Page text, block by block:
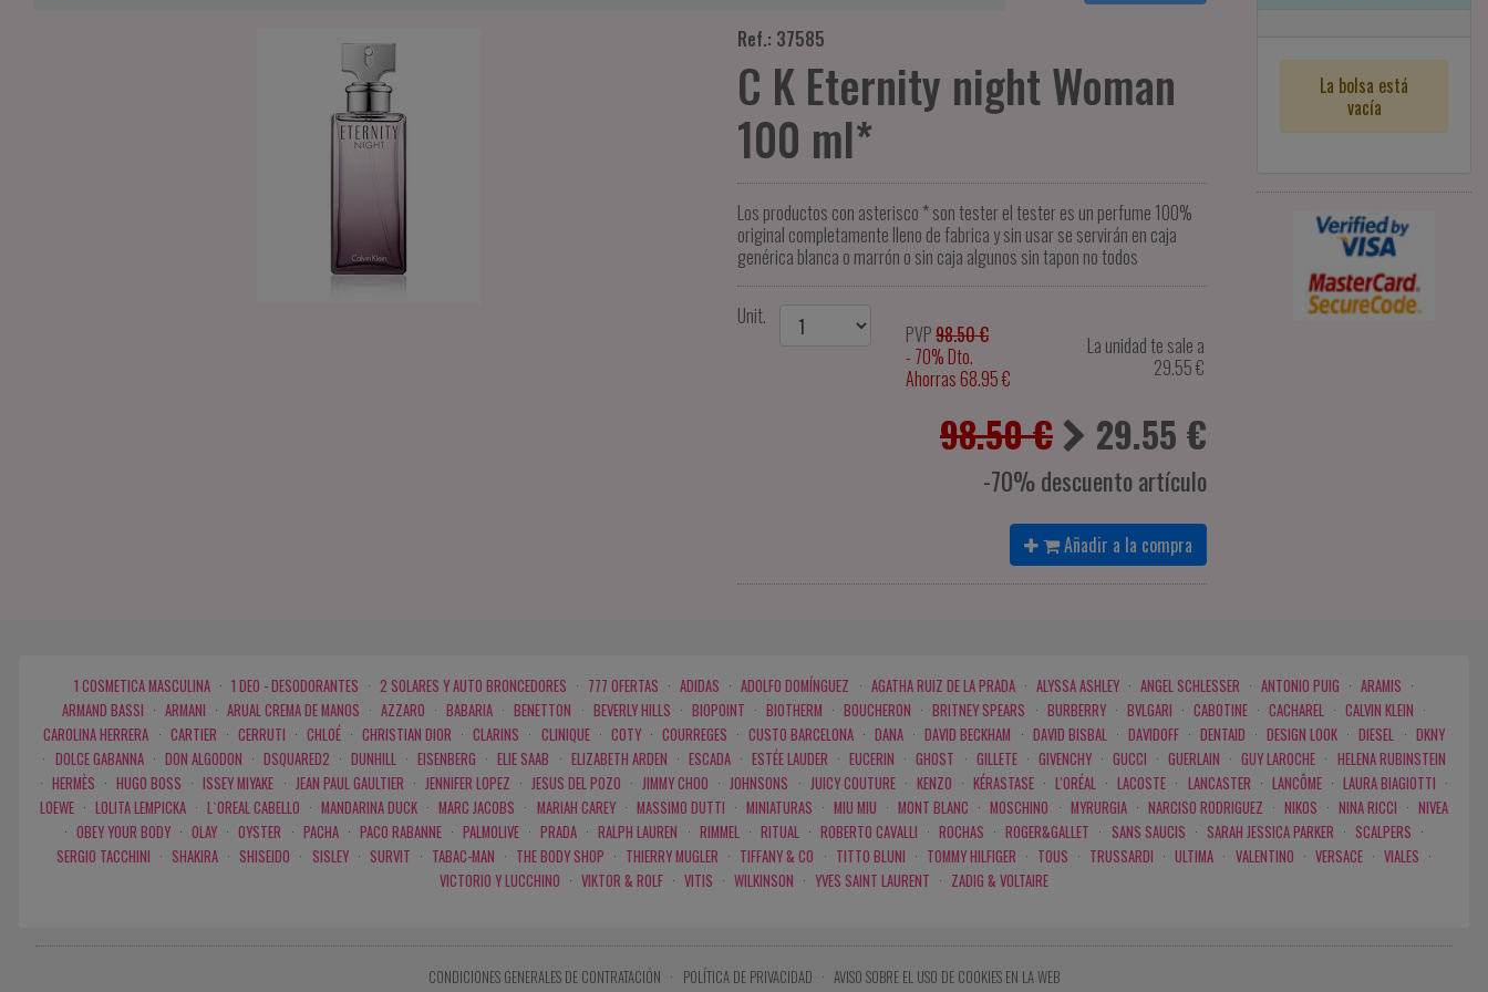
Ref.: 37585
C K Eternity night Woman
100 ml*
Los productos con asterisco * son tester el tester es un perfume 100%
original completamente lleno de fabrica y sin usar se servirán en caja
genérica blanca o marrón o sin caja algunos sin tapon no todos
Unit.
PVP98.50 €
- 70% Dto.
Ahorras 68.95 €
La unidad te sale a
29.55€
98.50 € 29.55 €
-70% descuento artículo
Añadir a la compra
La bolsa está
vacía
1 COSMETICA MASCULINA · 1 DEO - DESODORANTES · 2 SOLARES Y AUTO BRONCEDORES · 777 OFERTAS · ADIDAS · ADOLFO DOMÍNGUEZ · AGATHA RUIZ DE LA PRADA · ALYSSA ASHLEY · ANGEL SCHLESSER · ANTONIO PUIG · ARAMIS ·
ARMAND BASSI · ARMANI · ARUAL CREMA DE MANOS · AZZARO · BABARIA · BENETTON · BEVERLY HILLS · BIOPOINT · BIOTHERM · BOUCHERON · BRITNEY SPEARS · BURBERRY · BVLGARI · CABOTINE · CACHAREL · CALVIN KLEIN ·
CAROLINA HERRERA · CARTIER · CERRUTI · CHLOÉ · CHRISTIAN DIOR · CLARINS · CLINIQUE · COTY · COURREGES · CUSTO BARCELONA · DANA · DAVID BECKHAM · DAVID BISBAL · DAVIDOFF · DENTAID · DESIGN LOOK · DIESEL · DKNY
· DOLCE GABANNA · DON ALGODON · DSQUARED2 · DUNHILL · EISENBERG · ELIE SAAB · ELIZABETH ARDEN · ESCADA · ESTÉE LAUDER · EUCERIN · GHOST · GILLETE · GIVENCHY · GUCCI · GUERLAIN · GUY LAROCHE · HELENA RUBINSTEIN
· HERMÈS · HUGO BOSS · ISSEY MIYAKE · JEAN PAUL GAULTIER · JENNIFER LOPEZ · JESUS DEL POZO · JIMMY CHOO · JOHNSONS · JUICY COUTURE · KENZO · KÉRASTASE · L'ORÉAL · LACOSTE · LANCASTER · LANCÔME · LAURA BIAGIOTTI ·
LOEWE · LOLITA LEMPICKA · L`OREAL CABELLO · MANDARINA DUCK · MARC JACOBS · MARIAH CAREY · MASSIMO DUTTI · MINIATURAS · MIU MIU · MONT BLANC · MOSCHINO · MYRURGIA · NARCISO RODRIGUEZ · NIKOS · NINA RICCI · NIVEA
· OBEY YOUR BODY · OLAY · OYSTER · PACHA · PACO RABANNE · PALMOLIVE · PRADA · RALPH LAUREN · RIMMEL · RITUAL · ROBERTO CAVALLI · ROCHAS · ROGER&GALLET · SANS SAUCIS · SARAH JESSICA PARKER · SCALPERS ·
SERGIO TACCHINI · SHAKIRA · SHISEIDO · SISLEY · SURVIT · TABAC-MAN · THE BODY SHOP · THIERRY MUGLER · TIFFANY & CO · TITTO BLUNI · TOMMY HILFIGER · TOUS · TRUSSARDI · ULTIMA · VALENTINO · VERSACE · VIALES ·
VICTORIO Y LUCCHINO · VIKTOR & ROLF · VITIS · WILKINSON · YVES SAINT LAURENT · ZADIG & VOLTAIRE
CONDICIONES GENERALES DE CONTRATACIÓN · POLÍTICA DE PRIVACIDAD · AVISO SOBRE EL USO DE COOKIES EN LA WEB